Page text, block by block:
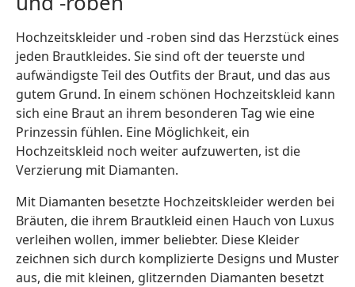
Hochzeitskleider und -roben sind das Herzstück eines
jeden Brautkleides. Sie sind oft der teuerste und
aufwändigste Teil des Outfits der Braut, und das aus
gutem Grund. In einem schönen Hochzeitskleid kann
sich eine Braut an ihrem besonderen Tag wie eine
Prinzessin fühlen. Eine Möglichkeit, ein
Hochzeitskleid noch weiter aufzuwerten, ist die
Verzierung mit Diamanten.
Mit Diamanten besetzte Hochzeitskleider werden bei
Bräuten, die ihrem Brautkleid einen Hauch von Luxus
verleihen wollen, immer beliebter. Diese Kleider
zeichnen sich durch komplizierte Designs und Muster
aus, die mit kleinen, glitzernden Diamanten besetzt